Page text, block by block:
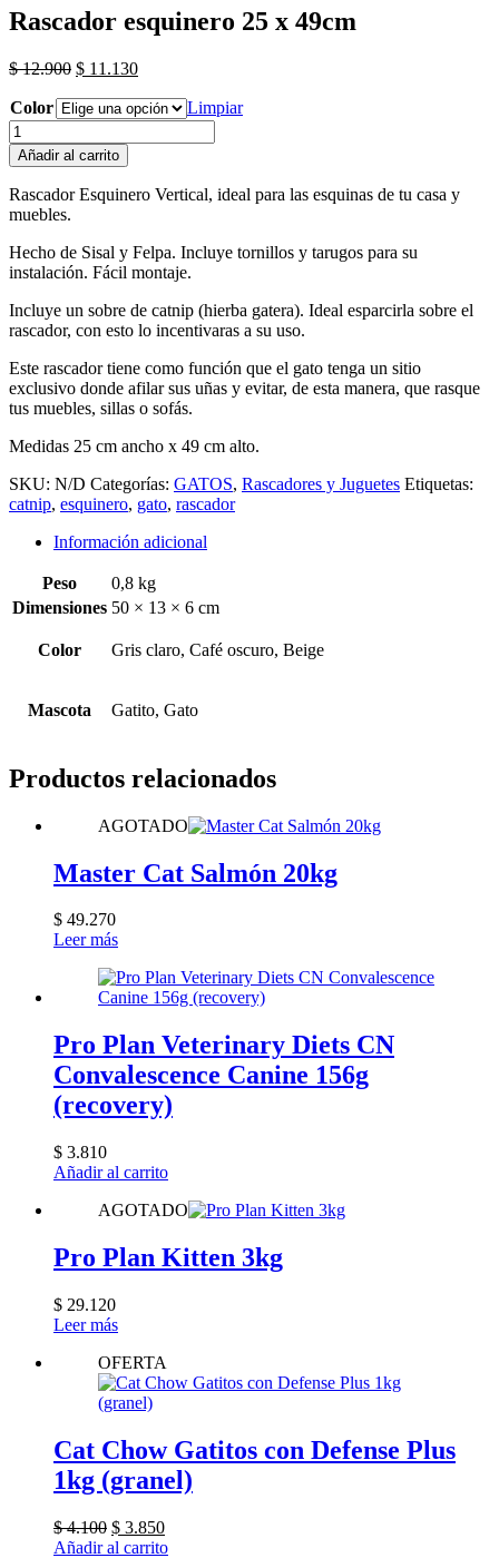
Rascador esquinero 25 x 49cm
$12.900 El
original
era:
$ 12.900.
$ 11.130El
actual
es:
$ 11.130.
Color
Limpiar
Rascador
esquinero
25
x
49cm
Añadir al carrito
Rascador Esquinero Vertical, ideal para las esquinas de tu casa y
muebles.
Hecho de Sisal y Felpa. Incluye tornillos y tarugos para su
instalación. Fácil montaje.
Incluye un sobre de catnip (hierba gatera). Ideal esparcirla sobre el
rascador, con esto lo incentivaras a su uso.
Este rascador tiene como función que el gato tenga un sitio
exclusivo donde afilar sus uñas y evitar, de esta manera, que rasque
tus muebles, sillas o sofás.
Medidas 25 cm ancho x 49 cm alto.
SKU: N/D Categorías: GATOS, Rascadores y Juguetes Etiquetas:
catnip, esquinero, gato, rascador
Información adicional
Peso
0,8 kg
Dimensiones 50 × 13 × 6 cm
Color Gris claro, Café oscuro, Beige
Mascota Gatito, Gato
Productos relacionados
AGOTADO
Master Cat Salmón 20kg
$ 49.270
Leer más
Pro Plan Veterinary Diets CN
Convalescence Canine 156g
(recovery)
$ 3.810
Añadir al carrito
AGOTADO
Pro Plan Kitten 3kg
$ 29.120
Leer más
OFERTA
Cat Chow Gatitos con Defense Plus
1kg (granel)
$4.100 El
precio
$ 3.850El
precio
Añadir al carrito